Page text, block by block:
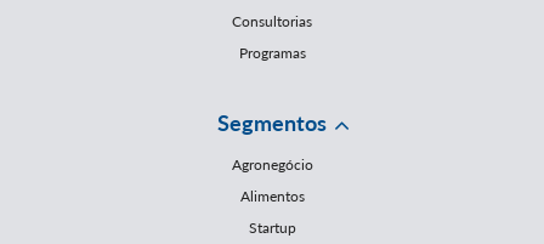
Consultorias
Programas
Segmentos
Agronegócio
Alimentos
Startup